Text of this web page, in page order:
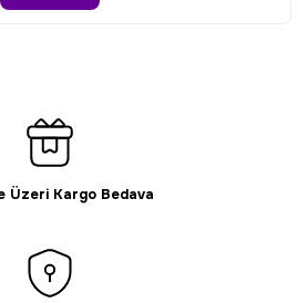
Gönder
Üzeri Kargo Bedava